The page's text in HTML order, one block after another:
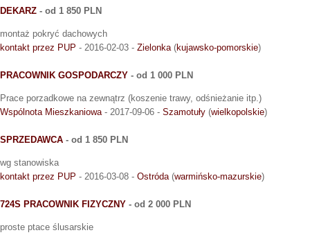
DEKARZ - od 1 850 PLN
montaż pokryć dachowych
kontakt przez PUP - 2016-02-03 - Zielonka(kujawsko-pomorskie)
PRACOWNIK GOSPODARCZY - od 1 000 PLN
Prace porzadkowe na zewnątrz (koszenie trawy, odśnieżanie itp.)
Wspólnota Mieszkaniowa- 2017-09-06 - Szamotuły (wielkopolskie)
SPRZEDAWCA - od 1 850 PLN
wg stanowiska
kontakt przez PUP - 2016-03-08 - Ostróda(warmińsko-mazurskie)
724S PRACOWNIK FIZYCZNY - od 2 000 PLN
proste ptace ślusarskie